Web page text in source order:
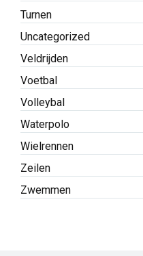
Turnen
Uncategorized
Veldrijden
Voetbal
Volleybal
Waterpolo
Wielrennen
Zeilen
Zwemmen